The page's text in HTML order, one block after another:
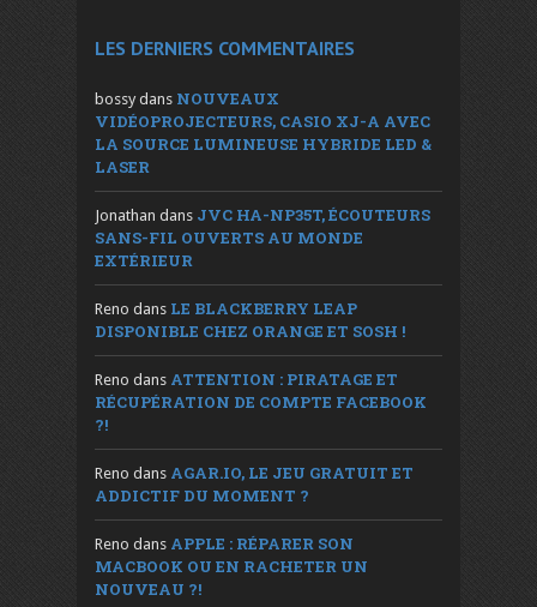
LES DERNIERS COMMENTAIRES
bossy dans NOUVEAUX
VIDÉOPROJECTEURS, CASIO XJ-A AVEC
LA SOURCE LUMINEUSE HYBRIDE LED &
LASER
Jonathan dans JVC HA-NP35T, ÉCOUTEURS
SANS-FIL OUVERTS AU MONDE
EXTÉRIEUR
Reno dans LE BLACKBERRY LEAP
DISPONIBLE CHEZ ORANGE ET SOSH !
Reno dans ATTENTION : PIRATAGE ET
RÉCUPÉRATION DE COMPTE FACEBOOK
?!
Reno dans AGAR.IO, LE JEU GRATUIT ET
ADDICTIF DU MOMENT ?
Reno dans APPLE : RÉPARER SON
MACBOOK OU EN RACHETER UN
NOUVEAU ?!